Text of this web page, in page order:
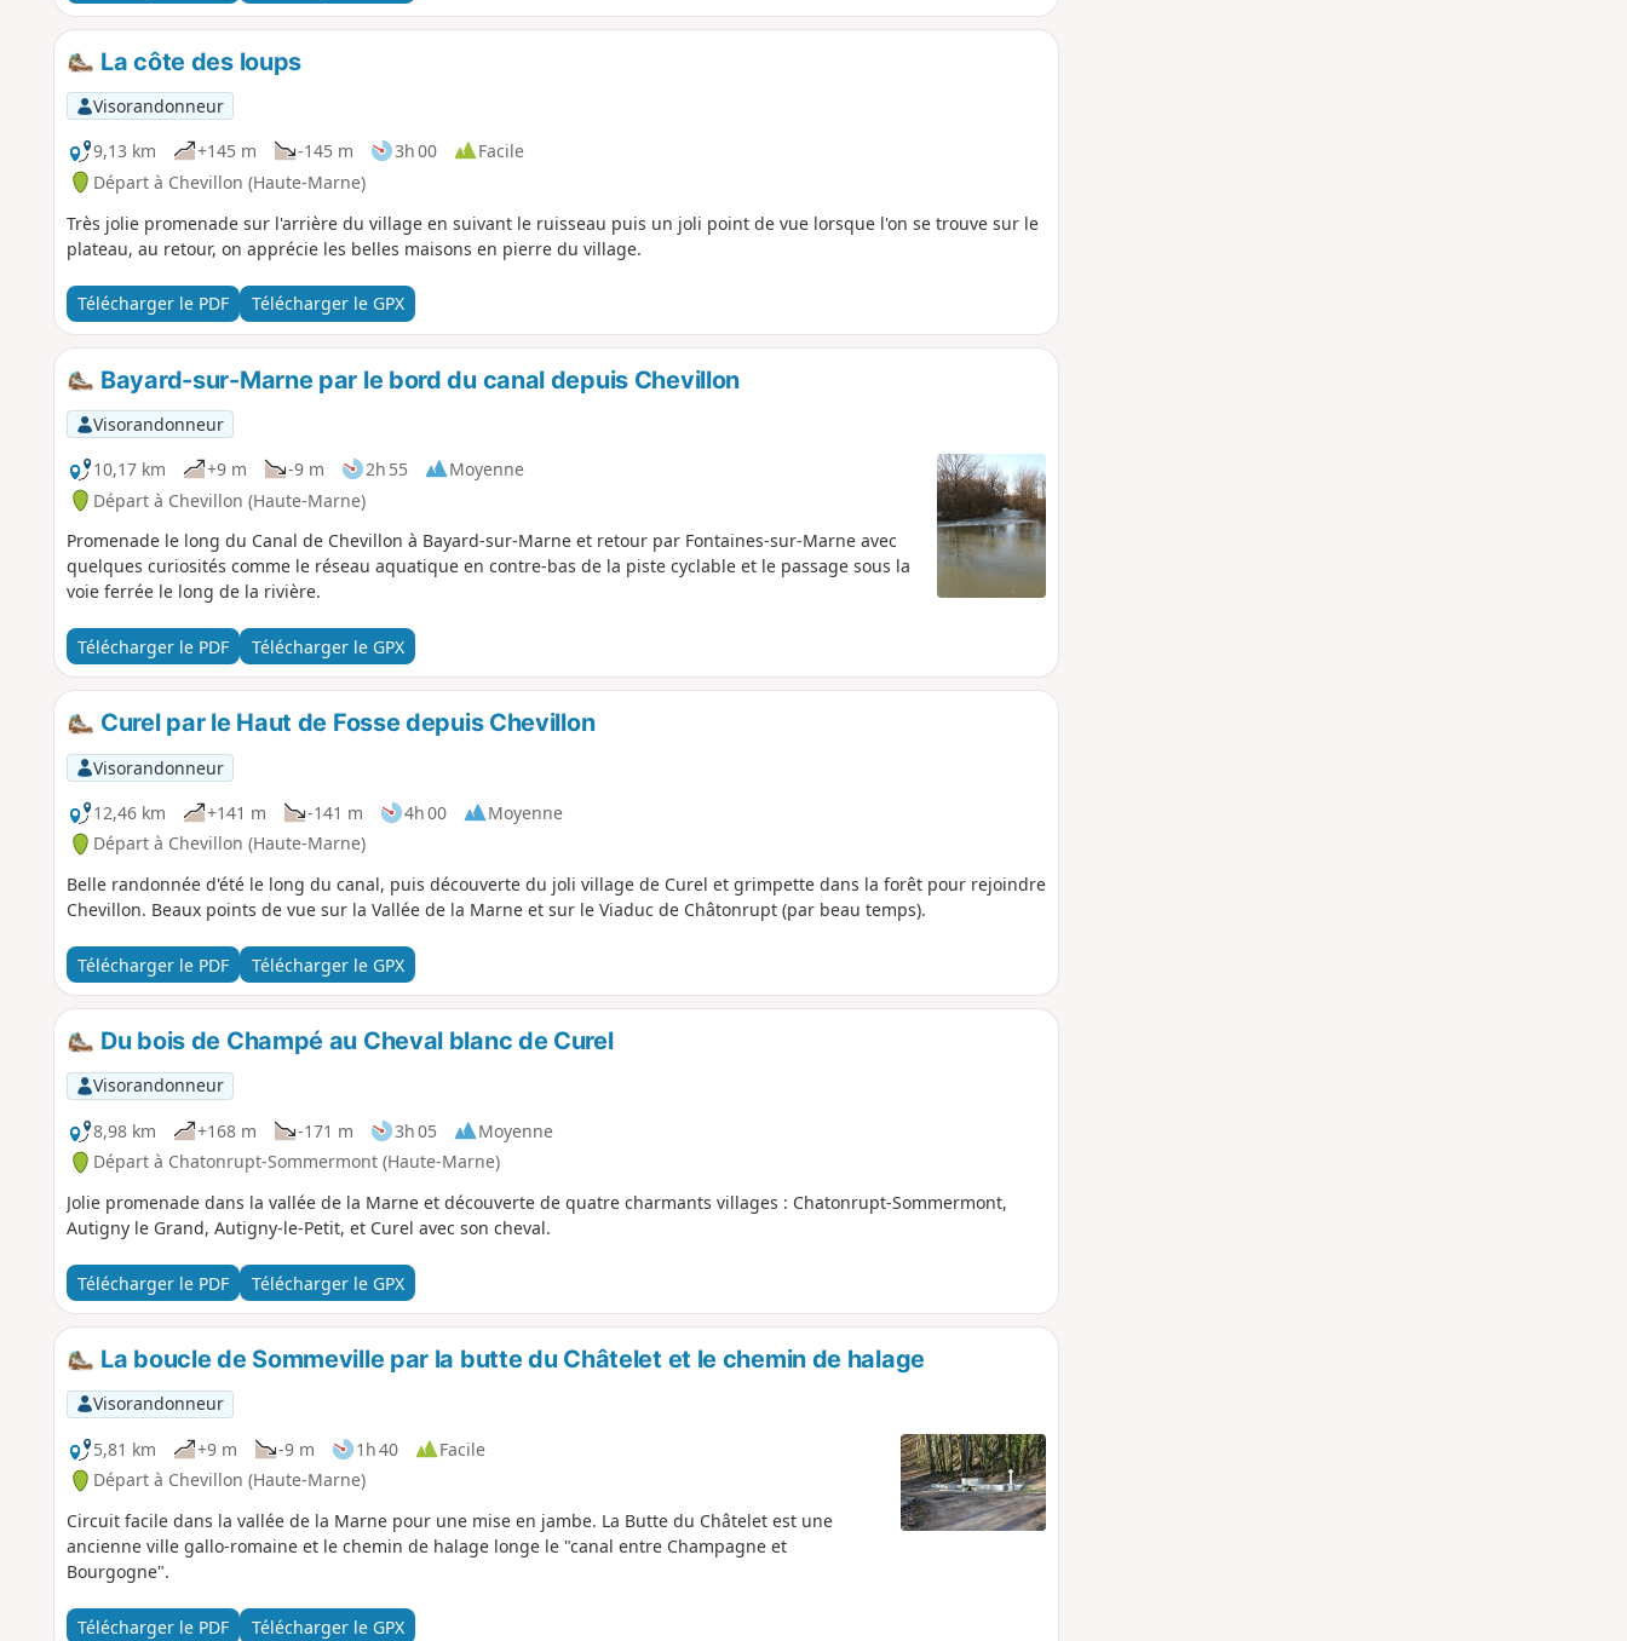
La côte des loups
Visorandonneur
9,13 km
+145 m -145 m 3h 00
Facile
Départ à Chevillon (Haute-Marne)
Très jolie promenade sur l'arrière du village en suivant le ruisseau puis un joli point de vue lorsque l'on se trouve sur le
plateau, au retour, on apprécie les belles maisons en pierre du village.
Télécharger le PDF Télécharger le GPX
Bayard-sur-Marne par le bord du canal depuis Chevillon
Visorandonneur
10,17 km
+9 m -9 m 2h 55
Moyenne
Départ à Chevillon (Haute-Marne)
Promenade le long du Canal de Chevillon à Bayard-sur-Marne et retour par Fontaines-sur-Marne avec
quelques curiosités comme le réseau aquatique en contre-bas de la piste cyclable et le passage sous la
voie ferrée le long de la rivière.
Télécharger le PDF Télécharger le GPX
Curel par le Haut de Fosse depuis Chevillon
Visorandonneur
12,46 km
+141 m -141 m 4h 00
Moyenne
Départ à Chevillon (Haute-Marne)
Belle randonnée d'été le long du canal, puis découverte du joli village de Curel et grimpette dans la forêt pour rejoindre
Chevillon. Beaux points de vue sur la Vallée de la Marne et sur le Viaduc de Châtonrupt (par beau temps).
Télécharger le PDF Télécharger le GPX
Du bois de Champé au Cheval blanc de Curel
Visorandonneur
8,98 km
+168 m -171 m 3h 05
Moyenne
Départ à Chatonrupt-Sommermont (Haute-Marne)
Jolie promenade dans la vallée de la Marne et découverte de quatre charmants villages : Chatonrupt-Sommermont,
Autigny le Grand, Autigny-le-Petit, et Curel avec son cheval.
Télécharger le PDF Télécharger le GPX
La boucle de Sommeville par la butte du Châtelet et le chemin de halage
Visorandonneur
5,81 km
+9 m -9 m 1h 40
Facile
Départ à Chevillon (Haute-Marne)
Circuit facile dans la vallée de la Marne pour une mise en jambe. La Butte du Châtelet est une
ancienne ville gallo-romaine et le chemin de halage longe le "canal entre Champagne et
Bourgogne".
Télécharger le PDF Télécharger le GPX